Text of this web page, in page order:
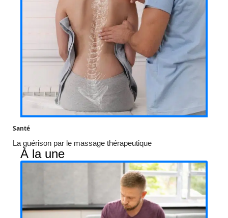
Santé
La guérison par le massage thérapeutique
À la une